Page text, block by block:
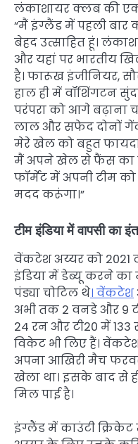
लंकाशायर क्लब की
“मैं इंग्लैंड में पहली
बेहद उत्साहित हूं।
और यहां पर भारतीय
है। फारूख इंजीनियर,
हाल ही में वॉशिंगटन
परंपरा को आगे बढ़ाना
लाल और सफेद दोनों
मेरे खेल को बहुत
मैं अपने खेल से फैंस का
फॉर्मेट में अपनी टीम
मदद करूंगा।”
टीम इंडिया में वापसी का
वेंकटेश अय्यर को 2021
इंडिया में डेब्यू करने का
पंड्या चोटिल थे। वेंकटेश
अभी तक 2 वनडे और 9
24 रन और टी20 में 133
विकेट भी लिए हैं।
अपना आखिरी मैच
खेला था। इसके बाद से
मिल पाई है।
इंग्लैंड में काउंटी